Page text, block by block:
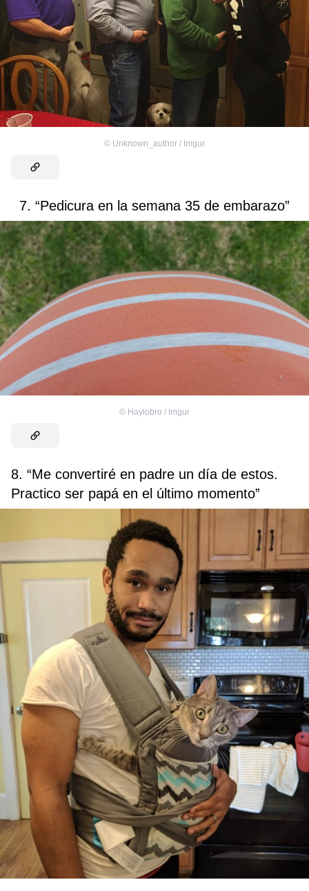
© Unknown_author / Imgur
7. “Pedicura en la semana 35 de embarazo”
© Haylobro / Imgur
8. “Me convertiré en padre un día de estos.
Practico ser papá en el último momento”